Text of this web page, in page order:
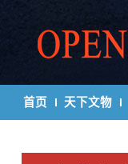
首页 天下文物